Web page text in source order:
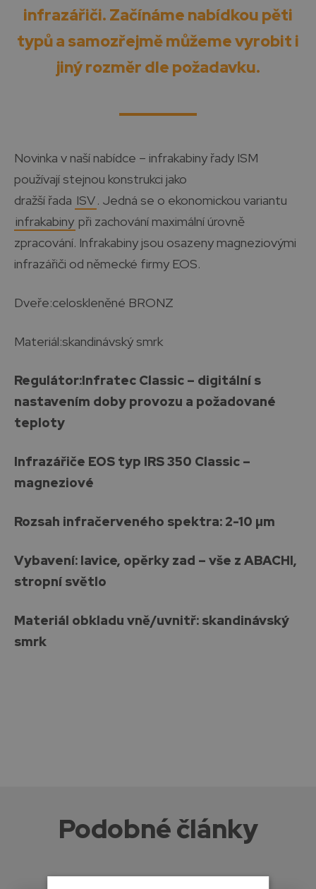
infrazářiči. Začínáme nabídkou pěti
typů a samozřejmě můžeme vyrobit i
jiný rozměr dle požadavku.
Novinka v naší nabídce – infrakabiny řady ISM
používají stejnou konstrukci jako
dražší řada ISV. Jedná se o ekonomickou variantu
infrakabiny při zachování maximální úrovně
zpracování. Infrakabiny jsou osazeny magneziovými
infrazářiči od německé firmy EOS.
Dveře:celoskleněné BRONZ
Materiál:skandinávský smrk
Regulátor:Infratec Classic – digitální s
nastavením doby provozu a požadované
teploty
Infrazářiče EOS typ IRS 350 Classic –
magneziové
Rozsah infračerveného spektra: 2-10 µm
Vybavení: lavice, opěrky zad – vše z ABACHI,
stropní světlo
Materiál obkladu vně/uvnitř: skandinávský
smrk
Podobné články